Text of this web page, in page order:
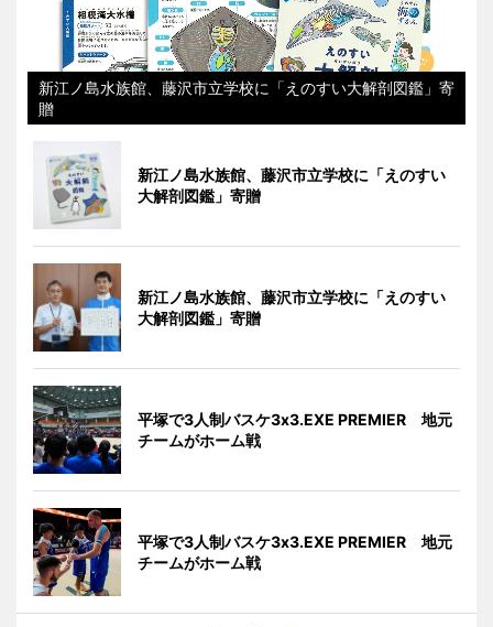
新江ノ島水族館、藤沢市立学校に「えのすい大解剖図鑑」寄
贈
新江ノ島水族館、藤沢市立学校に「えのすい
大解剖図鑑」寄贈
新江ノ島水族館、藤沢市立学校に「えのすい
大解剖図鑑」寄贈
平塚で3人制バスケ3x3.EXE PREMIER 地元
チームがホーム戦
平塚で3人制バスケ3x3.EXE PREMIER 地元
チームがホーム戦